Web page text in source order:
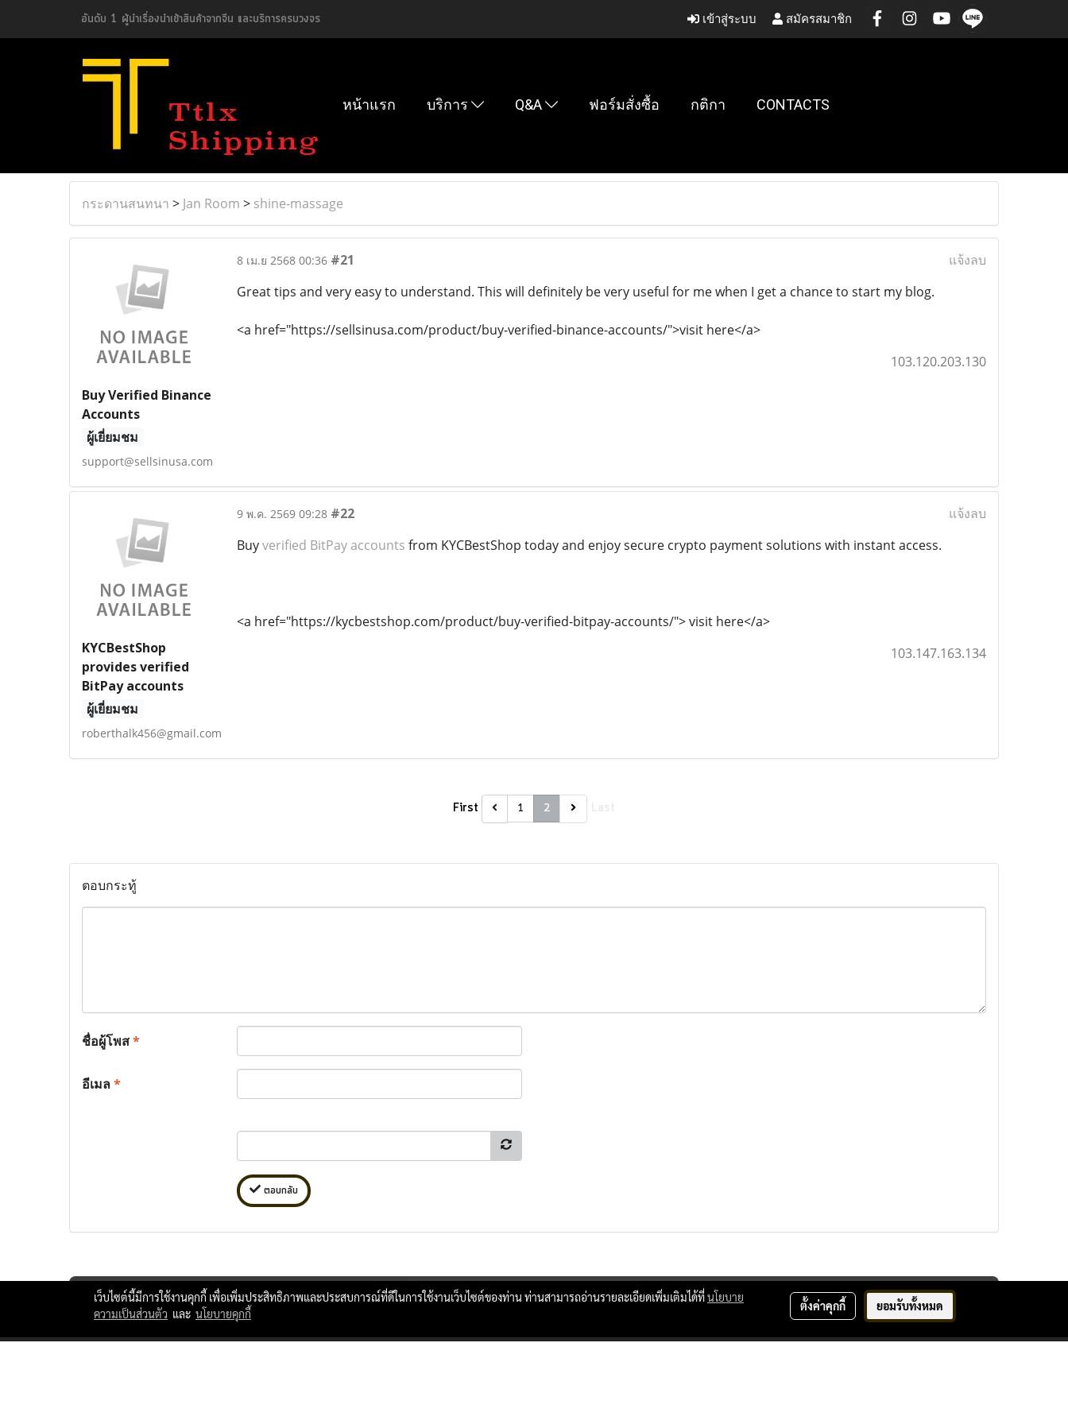
อันดับ 1 ผู้นำเรื่องนำเข้าสินค้าจากจีน และบริการครบวงจร เข้าสู่ระบบ สมัครสมาชิก
หน้าแรก บริการ Q&A ฟอร์มสั่งซื้อ กติกา CONTACTS
กระดานสนทนา > Jan Room > shine-massage
Buy Verified Binance
Accounts
ผู้เยี่ยมชม
support@sellsinusa.com
8 เม.ย 2568 00:36 #21
แจ้งลบ
Great tips and very easy to understand. This will definitely be very useful for me when I get a chance to start my blog.
<a href="https://sellsinusa.com/product/buy-verified-binance-accounts/">visit here</a>
103.120.203.130
KYCBestShop
provides verified
BitPay accounts
ผู้เยี่ยมชม
roberthalk456@gmail.com
9 พ.ค. 2569 09:28 #22
แจ้งลบ
Buyverified BitPay accounts from KYCBestShop today and enjoy secure crypto payment solutions with instant access.
<a href="https://kycbestshop.com/product/buy-verified-bitpay-accounts/"> visit here</a>
103.147.163.134
First 1 2
ตอบกระทู้
ชื่อผู้โพส*
อีเมล*
ตอบกลับ
เว็บไซต์นี้มีการใช้งานคุกกี้ เพื่อเพิ่มประสิทธิภาพและประสบการณ์ที่ดีในการใช้งานเว็บไซต์ของท่าน ท่านสามารถอ่านรายละเอียดเพิ่มเติมได้ที่นโยบาย
ความเป็นส่วนตัว และ นโยบายคุกกี้
ตั้งค่าคุกกี้ ยอมรับทั้งหมด